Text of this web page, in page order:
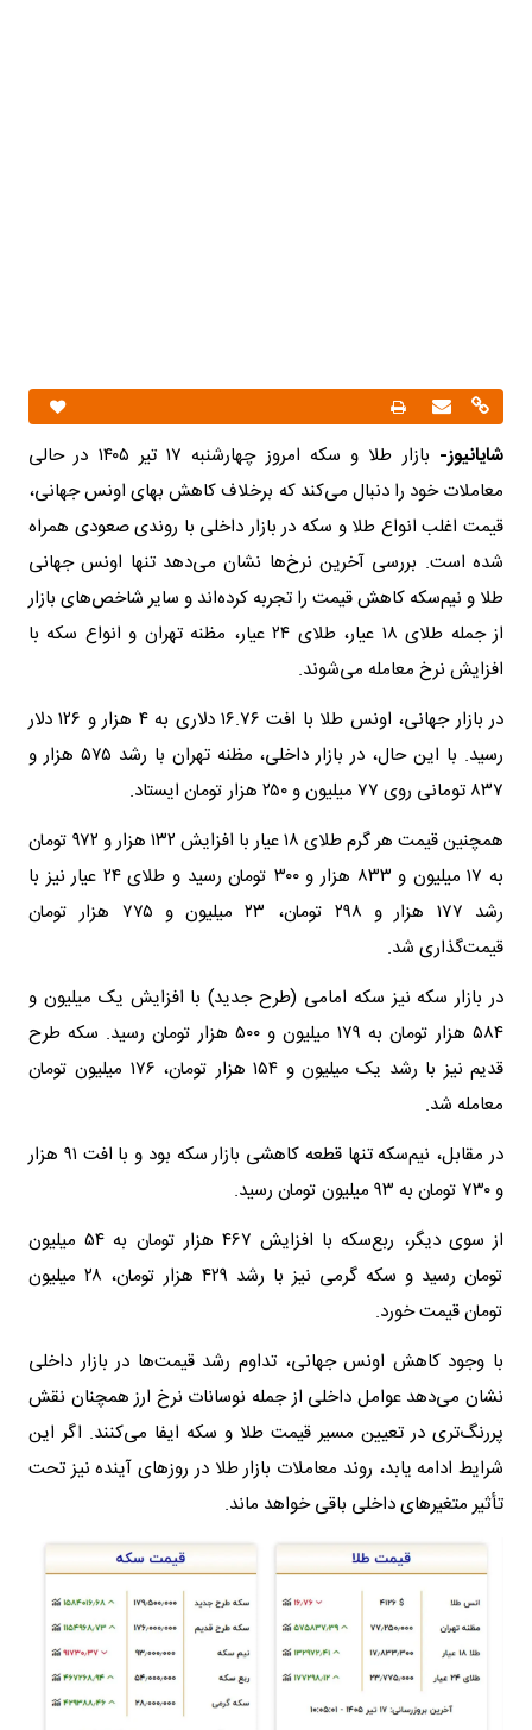
شایانیوز-
بازار طلا و سکه امروز چهارشنبه ۱۷ تیر ۱۴۰۵ در حالی
معاملات خود را دنبال می‌کند که برخلاف کاهش بهای اونس جهانی،
قیمت اغلب انواع طلا و سکه در بازار داخلی با روندی صعودی همراه
شده است. بررسی آخرین نرخ‌ها نشان می‌دهد تنها اونس جهانی
طلا و نیم‌سکه کاهش قیمت را تجربه کرده‌اند و سایر شاخص‌های بازار
از جمله طلای ۱۸ عیار، طلای ۲۴ عیار، مظنه تهران و انواع سکه با
افزایش نرخ معامله می‌شوند.
در بازار جهانی، اونس طلا با افت ۱۶.۷۶ دلاری به ۴ هزار و ۱۲۶ دلار
رسید. با این حال، در بازار داخلی، مظنه تهران با رشد ۵۷۵ هزار و
۸۳۷ تومانی روی ۷۷ میلیون و ۲۵۰ هزار تومان ایستاد.
همچنین قیمت هر گرم طلای ۱۸ عیار با افزایش ۱۳۲ هزار و ۹۷۲ تومان
به ۱۷ میلیون و ۸۳۳ هزار و ۳۰۰ تومان رسید و طلای ۲۴ عیار نیز با
رشد ۱۷۷ هزار و ۲۹۸ تومان، ۲۳ میلیون و ۷۷۵ هزار تومان
قیمت‌گذاری شد.
در بازار سکه نیز سکه امامی (طرح جدید) با افزایش یک میلیون و
۵۸۴ هزار تومان به ۱۷۹ میلیون و ۵۰۰ هزار تومان رسید. سکه طرح
قدیم نیز با رشد یک میلیون و ۱۵۴ هزار تومان، ۱۷۶ میلیون تومان
معامله شد.
در مقابل، نیم‌سکه تنها قطعه کاهشی بازار سکه بود و با افت ۹۱ هزار
و ۷۳۰ تومان به ۹۳ میلیون تومان رسید.
از سوی دیگر، ربع‌سکه با افزایش ۴۶۷ هزار تومان به ۵۴ میلیون
تومان رسید و سکه گرمی نیز با رشد ۴۲۹ هزار تومان، ۲۸ میلیون
تومان قیمت خورد.
با وجود کاهش اونس جهانی، تداوم رشد قیمت‌ها در بازار داخلی
نشان می‌دهد عوامل داخلی از جمله نوسانات نرخ ارز همچنان نقش
پررنگ‌تری در تعیین مسیر قیمت طلا و سکه ایفا می‌کنند. اگر این
شرایط ادامه یابد، روند معاملات بازار طلا در روزهای آینده نیز تحت
تأثیر متغیرهای داخلی باقی خواهد ماند.